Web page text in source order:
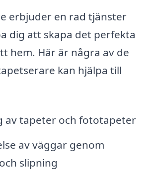
erbjuder en rad tjänster
dig att skapa det perfekta
hem. Här är några av de
kan hjälpa till
av tapeter och fototapeter
av väggar genom
slipning